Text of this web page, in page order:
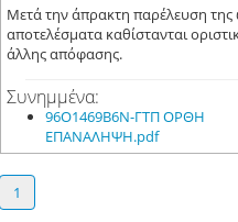
Μετά την άπρακτη παρέλευση
αποτελέσματα καθίστανται
άλλης απόφασης.
Συνημμένα:
96Ο1469Β6Ν-ΓΤΠ ΟΡΘΗ
ΕΠΑΝΑΛΗΨΗ.pdf
1